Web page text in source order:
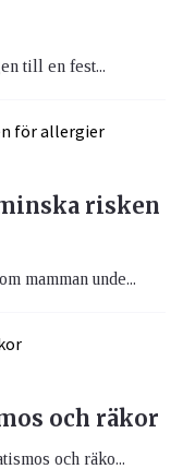
till en fest...
risken
mamman unde...
och räkor
och räko...